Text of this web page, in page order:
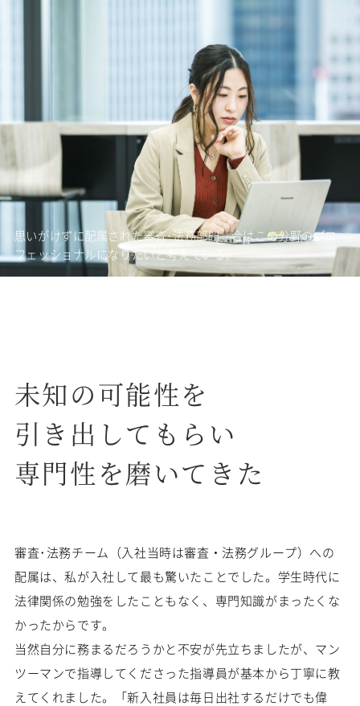
思いがけずに配属された審査･法務部門。今はこの分野のプロ
フェッショナルになりたいと考えている。
未知の可能性を
引き出してもらい
専門性を磨いてきた
審査･法務チーム（入社当時は審査・法務グループ）への
配属は、私が入社して最も驚いたことでした。学生時代に
法律関係の勉強をしたこともなく、専門知識がまったくな
かったからです。
当然自分に務まるだろうかと不安が先立ちましたが、マン
ツーマンで指導してくださった指導員が基本から丁寧に教
えてくれました。「新入社員は毎日出社するだけでも偉